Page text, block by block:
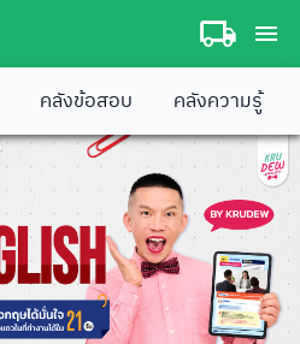
คลังข้อสอบ คลังความรู้